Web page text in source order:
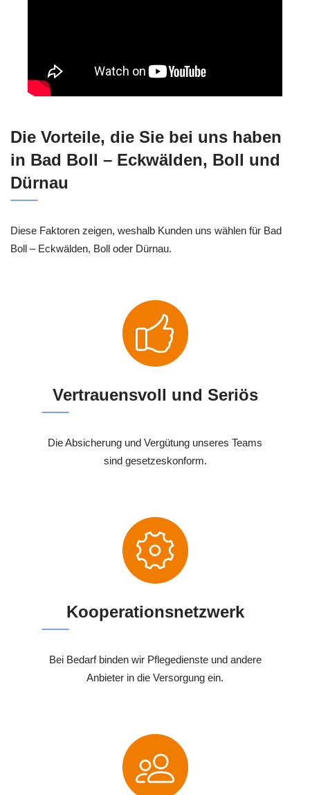
Die Vorteile, die Sie bei uns haben
in Bad Boll – Eckwälden, Boll und
Dürnau
Diese Faktoren zeigen, weshalb Kunden uns wählen für Bad
Boll – Eckwälden, Boll oder Dürnau.
Vertrauensvoll und Seriös
Die Absicherung und Vergütung unseres Teams
sind gesetzeskonform.
Kooperationsnetzwerk
Bei Bedarf binden wir Pflegedienste und andere
Anbieter in die Versorgung ein.